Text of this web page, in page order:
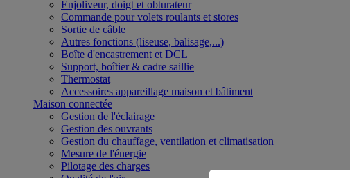
Enjoliveur, doigt et obturateur
Commande pour volets roulants et stores
Sortie de câble
Autres fonctions (liseuse, balisage,...)
Boîte d'encastrement et DCL
Support, boîtier & cadre saillie
Thermostat
Accessoires appareillage maison et bâtiment
Maison connectée
Gestion de l'éclairage
Gestion des ouvrants
Gestion du chauffage, ventilation et climatisation
Mesure de l'énergie
Pilotage des charges